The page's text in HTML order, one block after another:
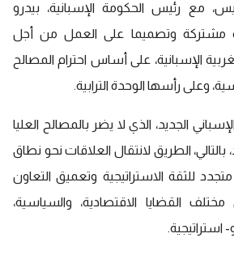
مع رئيس الحكومة الإسبانية، بيدرو
مشتركة وتصميما على العمل من أجل
الإسبانية، على أساس احترام المصالح
وعلى رأسها الوحدة الترابية.
الجديد، الذي لا يضر بالمصالح العليا
بالتالي، الطريق لانتقال العلاقات نحو نطاق
للثقة الاستراتيجية وتعميق التعاون
القضايا الاقتصادية، والسياسية،
استراتيجية.